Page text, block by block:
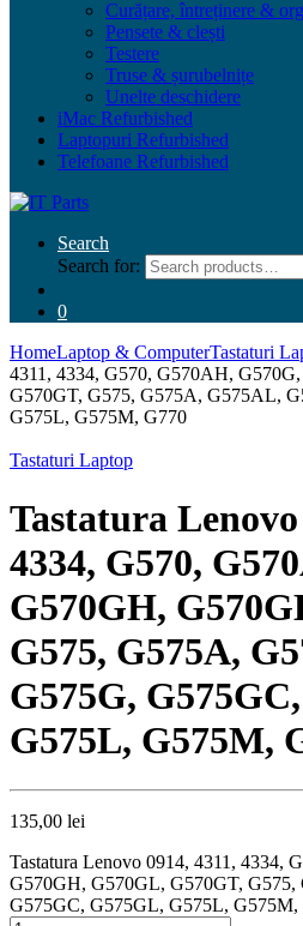
Curățare, întreținere &
Pensete & clești
Testere
Truse & șurubelnițe
Unelte deschidere
iMac Refurbished
Laptopuri Refurbished
Telefoane Refurbished
Search
Search for:
0
HomeLaptop & ComputerTastaturi
4311, 4334, G570, G570AH,
G570GT, G575, G575A, G575AL,
G575L, G575M, G770
Tastaturi Laptop
Tastatura Lenovo
4334, G570,
G570GH,
G575, G575A,
G575G,
G575L, G575M,
135,00 lei
Tastatura Lenovo 0914, 4311, 4334,
G570GH, G570GL, G570GT,
G575GC, G575GL, G575L, G575M,